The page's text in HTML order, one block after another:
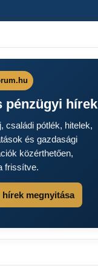
pénzügyi hírek
családi pótlék, hitelek,
és gazdasági
közérthetően,
frissítve.
hírek megnyitása